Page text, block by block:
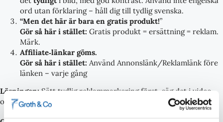
ord utan förklaring – håll dig till tydlig svenska.
“Men det här är bara en gratis produkt!”
Gör så här i stället: Gratis produkt = ersättning = reklam.
Märk.
Affiliate‑länkar göms.
Gör så här i stället: Använd Annonslänk/Reklamlänk före
länken – varje gång
Lösningen: Sätt tydlig reklammarkering först, säg det i video,
och använd ord som alla förstår.